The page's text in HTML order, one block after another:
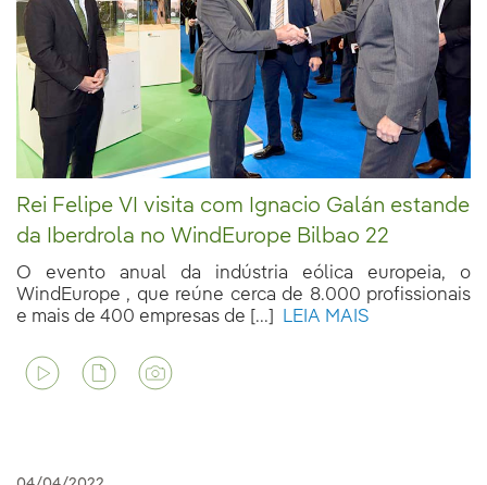
Rei Felipe VI visita com Ignacio Galán estande
da Iberdrola no WindEurope Bilbao 22
O evento anual da indústria eólica europeia, o
WindEurope , que reúne cerca de 8.000 profissionais
e mais de 400 empresas de [...]
LEIA MAIS